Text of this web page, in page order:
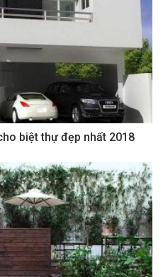
biệt thự đẹp nhất 2018